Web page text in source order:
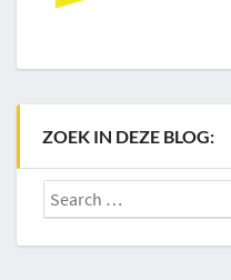
ZOEK IN DEZE BLOG:
Search
for: